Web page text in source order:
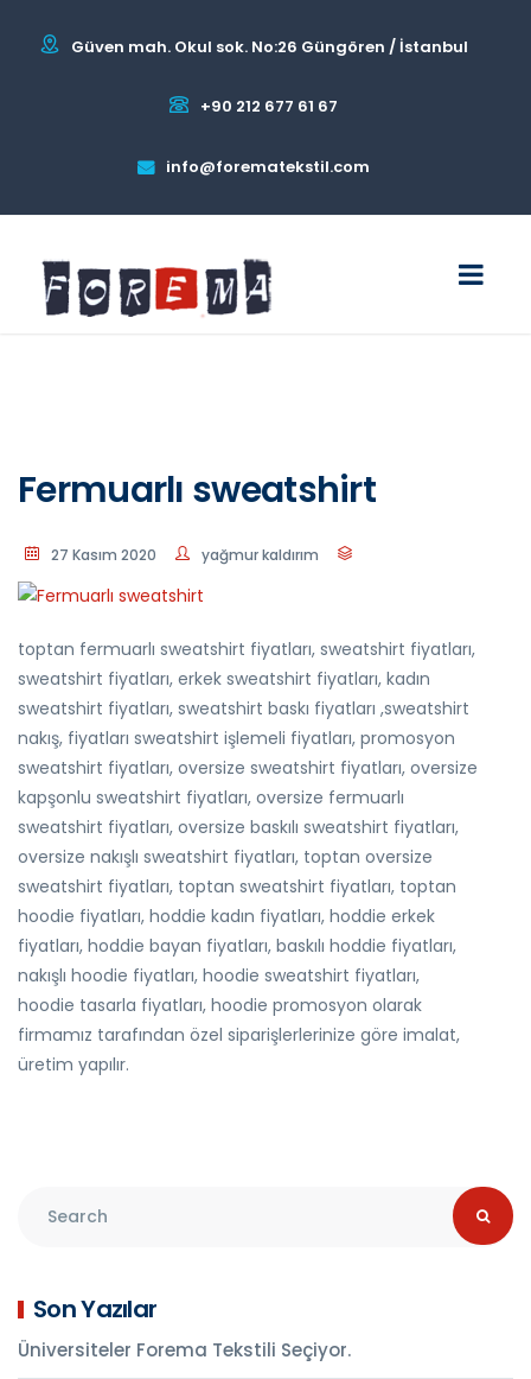
Güven mah. Okul sok. No:26 Güngören / İstanbul
+90 212 677 61 67
info@forematekstil.com
Fermuarlı sweatshirt
27 Kasım 2020 yağmur kaldırım
toptan fermuarlı sweatshirt fiyatları, sweatshirt fiyatları,
sweatshirt fiyatları, erkek sweatshirt fiyatları, kadın
sweatshirt fiyatları, sweatshirt baskı fiyatları ,sweatshirt
nakış, fiyatları sweatshirt işlemeli fiyatları, promosyon
sweatshirt fiyatları, oversize sweatshirt fiyatları, oversize
kapşonlu sweatshirt fiyatları, oversize fermuarlı
sweatshirt fiyatları, oversize baskılı sweatshirt fiyatları,
oversize nakışlı sweatshirt fiyatları, toptan oversize
sweatshirt fiyatları, toptan sweatshirt fiyatları, toptan
hoodie fiyatları, hoddie kadın fiyatları, hoddie erkek
fiyatları, hoddie bayan fiyatları, baskılı hoddie fiyatları,
nakışlı hoodie fiyatları, hoodie sweatshirt fiyatları,
hoodie tasarla fiyatları, hoodie promosyon olarak
firmamız tarafından özel siparişlerlerinize göre imalat,
üretim yapılır.
Son Yazılar
Üniversiteler Forema Tekstili Seçiyor.